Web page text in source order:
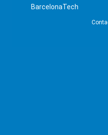
BarcelonaTech